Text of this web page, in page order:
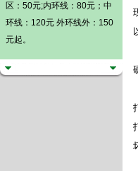
区：50元;内环线：80元；中
环线：120元 外环线外：150
元起。